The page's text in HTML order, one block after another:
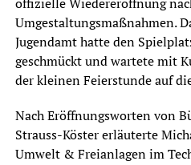
Umgestaltungsmaßnahmen.
Jugendamt hatte den
geschmückt und wartete mit
der kleinen Feierstunde auf
Nach Eröffnungsworten von
Strauss-Köster erläuterte
Umwelt & Freianlagen im